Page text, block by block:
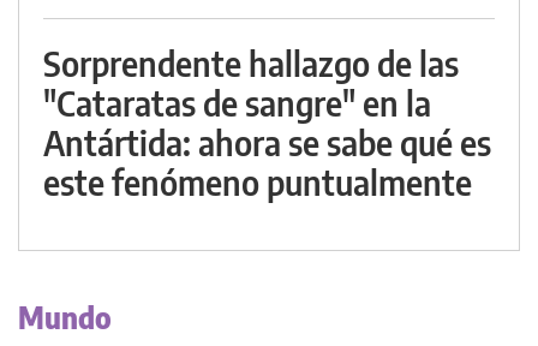
Sorprendente hallazgo de las
"Cataratas de sangre" en la
Antártida: ahora se sabe qué es
este fenómeno puntualmente
Mundo